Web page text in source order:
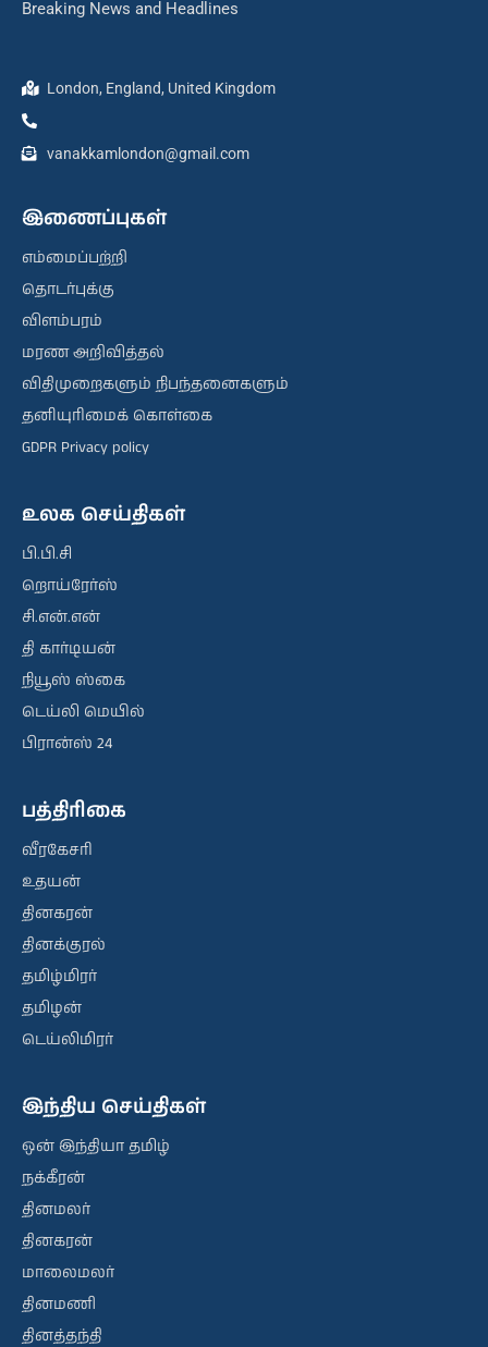
Breaking News and Headlines
London, England, United Kingdom
vanakkamlondon@gmail.com
இணைப்புகள்
எம்மைப்பற்றி
தொடர்புக்கு
விளம்பரம்
மரண அறிவித்தல்
விதிமுறைகளும் நிபந்தனைகளும்
தனியுரிமைக் கொள்கை
GDPR Privacy policy
உலக செய்திகள்
பி.பி.சி
றொய்ரேர்ஸ்
சி.என்.என்
தி கார்டியன்
நியூஸ் ஸ்கை
டெய்லி மெயில்
பிரான்ஸ் 24
பத்திரிகை
வீரகேசரி
உதயன்
தினகரன்
தினக்குரல்
தமிழ்மிரர்
தமிழன்
டெய்லிமிரர்
இந்திய செய்திகள்
ஒன் இந்தியா தமிழ்
நக்கீரன்
தினமலர்
தினகரன்
மாலைமலர்
தினமணி
தினத்தந்தி